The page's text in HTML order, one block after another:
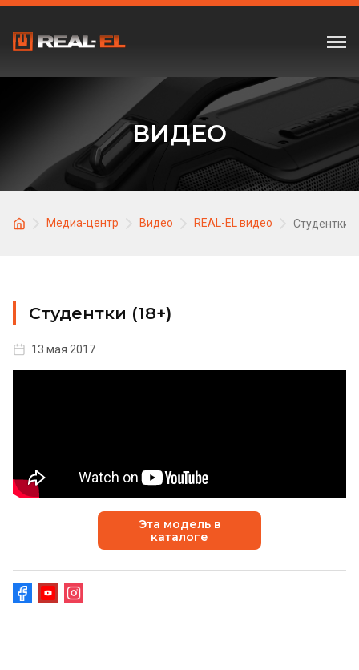
ВИДЕО
Медиа-центр Видео REAL-EL видео Студентки
Студентки (18+)
13 мая 2017
Эта модель в
каталоге